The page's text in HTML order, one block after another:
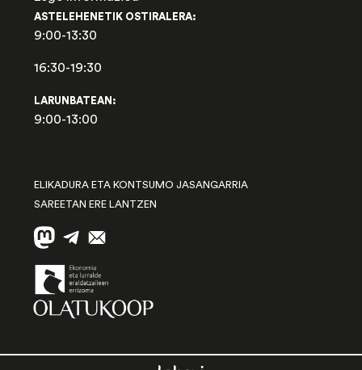
ASTELEHENETIK OSTIRALERA:
9:00-13:30
16:30-19:30
LARUNBATEAN:
9:00-13:00
ELIKADURA ETA KONTSUMO JASANGARRIA
SAREETAN ERE LANTZEN